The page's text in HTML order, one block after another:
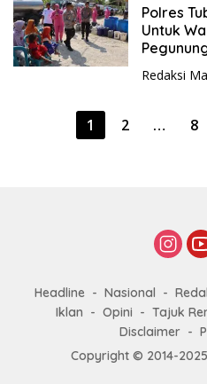
22 Juni
Polres
Untuk
Redaksi
1 2 … 8
Headline Nasional
Iklan
Opini Tajuk
Disclaimer
Copyright © 2014-